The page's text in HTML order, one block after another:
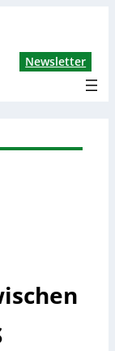
Newsletter